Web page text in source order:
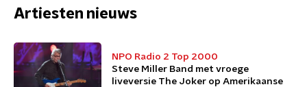
Artiesten nieuws
NPO Radio 2 Top 2000
Steve Miller Band met vroege
liveversie The Joker op Amerikaanse